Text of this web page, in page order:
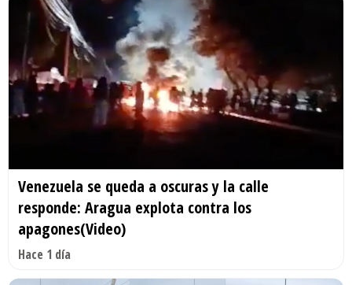
Venezuela se queda a oscuras y la calle
responde: Aragua explota contra los
apagones(Video)
Hace 1 día